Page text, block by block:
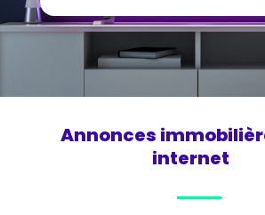
Annonces
internet